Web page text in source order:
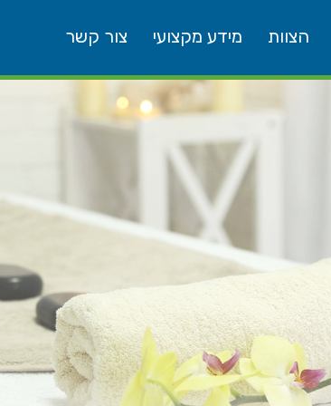
הצוות מידע מקצועי צור קשר